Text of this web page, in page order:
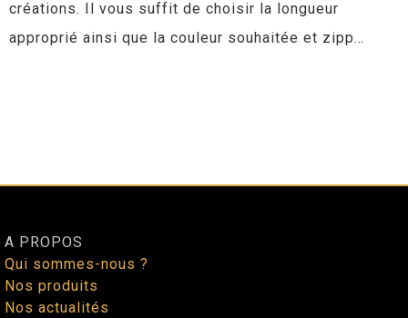
créations. Il vous suffit de choisir la longueur
approprié ainsi que la couleur souhaitée et zipp…
A PROPOS
Qui sommes-nous ?
Nos produits
Nos actualités